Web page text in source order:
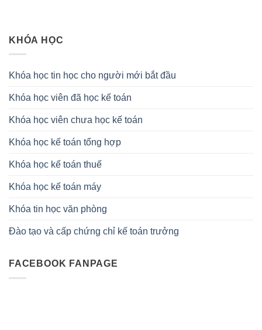
KHÓA HỌC
Khóa học tin học cho người mới bắt đầu
Khóa học viên đã học kế toán
Khóa học viên chưa học kế toán
Khóa học kế toán tổng hợp
Khóa học kế toán thuế
Khóa học kế toán máy
Khóa tin học văn phòng
Đào tạo và cấp chứng chỉ kế toán trưởng
FACEBOOK FANPAGE